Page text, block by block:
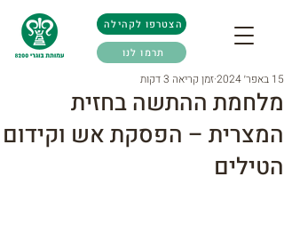
הצטרפו לקהילה
תרמו לנו
מלחמת ההתשה בחזית
המצרית – הפסקת אש וקידום
הטילים
15 באפר׳ 2024 זמן קריאה 3 דקות